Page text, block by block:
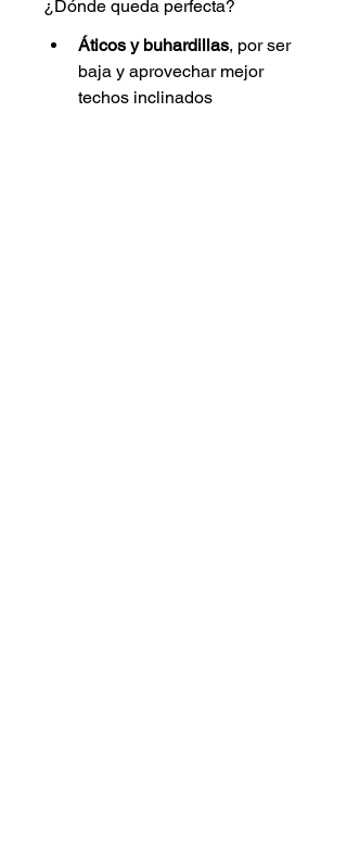
¿Dónde queda perfecta?
Áticos y buhardillas, por ser
baja y aprovechar mejor
techos inclinados